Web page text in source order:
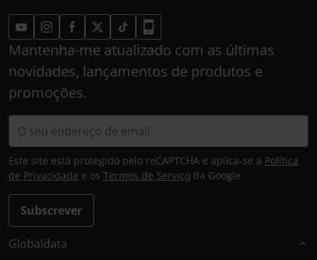
Mantenha-me atualizado com as últimas
novidades, lançamentos de produtos e
promoções.
Subscrever
Este site está protegido pelo reCAPTCHA e aplica-se a Política
de Privacidade e os Termos de Serviço da Google.
Globaldata